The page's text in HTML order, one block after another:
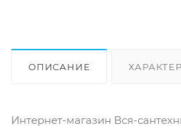
ОПИСАНИЕ
Интернет-магазин Вся-